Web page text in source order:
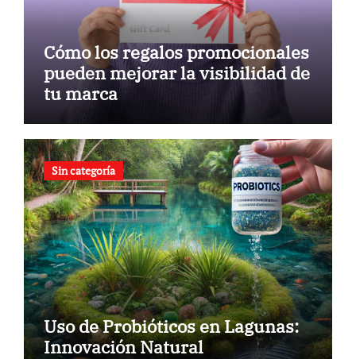
Cómo los regalos promocionales
pueden mejorar la visibilidad de
tu marca
Sin categoría
Uso de Probióticos en Lagunas:
Innovación Natural